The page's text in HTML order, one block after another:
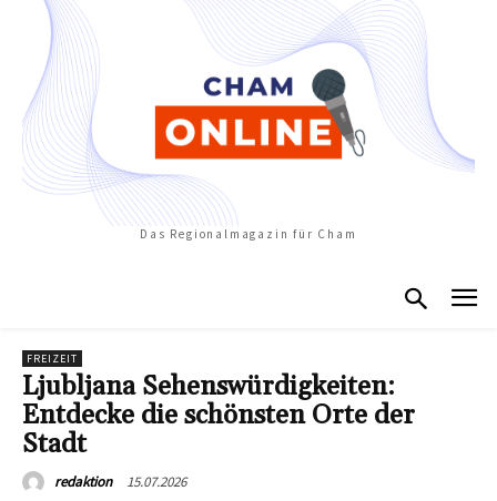
Das Regionalmagazin für Cham
FREIZEIT
Ljubljana Sehenswürdigkeiten:
Entdecke die schönsten Orte der
Stadt
redaktion 15.07.2026